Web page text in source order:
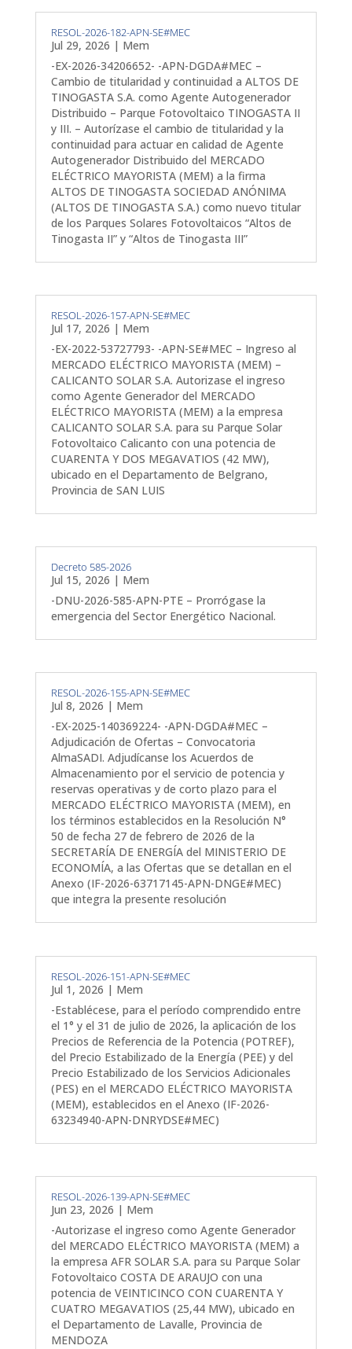
RESOL-2026-182-APN-SE#MEC
Jul 29, 2026 | Mem
-EX-2026-34206652- -APN-DGDA#MEC –
Cambio de titularidad y continuidad a ALTOS DE
TINOGASTA S.A. como Agente Autogenerador
Distribuido – Parque Fotovoltaico TINOGASTA II
y III. – Autorízase el cambio de titularidad y la
continuidad para actuar en calidad de Agente
Autogenerador Distribuido del MERCADO
ELÉCTRICO MAYORISTA (MEM) a la firma
ALTOS DE TINOGASTA SOCIEDAD ANÓNIMA
(ALTOS DE TINOGASTA S.A.) como nuevo titular
de los Parques Solares Fotovoltaicos “Altos de
Tinogasta II” y “Altos de Tinogasta III”
RESOL-2026-157-APN-SE#MEC
Jul 17, 2026 | Mem
-EX-2022-53727793- -APN-SE#MEC – Ingreso al
MERCADO ELÉCTRICO MAYORISTA (MEM) –
CALICANTO SOLAR S.A. Autorizase el ingreso
como Agente Generador del MERCADO
ELÉCTRICO MAYORISTA (MEM) a la empresa
CALICANTO SOLAR S.A. para su Parque Solar
Fotovoltaico Calicanto con una potencia de
CUARENTA Y DOS MEGAVATIOS (42 MW),
ubicado en el Departamento de Belgrano,
Provincia de SAN LUIS
Decreto 585-2026
Jul 15, 2026 | Mem
-DNU-2026-585-APN-PTE – Prorrógase la
emergencia del Sector Energético Nacional.
RESOL-2026-155-APN-SE#MEC
Jul 8, 2026 | Mem
-EX-2025-140369224- -APN-DGDA#MEC –
Adjudicación de Ofertas – Convocatoria
AlmaSADI. Adjudícanse los Acuerdos de
Almacenamiento por el servicio de potencia y
reservas operativas y de corto plazo para el
MERCADO ELÉCTRICO MAYORISTA (MEM), en
los términos establecidos en la Resolución N°
50 de fecha 27 de febrero de 2026 de la
SECRETARÍA DE ENERGÍA del MINISTERIO DE
ECONOMÍA, a las Ofertas que se detallan en el
Anexo (IF-2026-63717145-APN-DNGE#MEC)
que integra la presente resolución
RESOL-2026-151-APN-SE#MEC
Jul 1, 2026 | Mem
-Establécese, para el período comprendido entre
el 1° y el 31 de julio de 2026, la aplicación de los
Precios de Referencia de la Potencia (POTREF),
del Precio Estabilizado de la Energía (PEE) y del
Precio Estabilizado de los Servicios Adicionales
(PES) en el MERCADO ELÉCTRICO MAYORISTA
(MEM), establecidos en el Anexo (IF-2026-
63234940-APN-DNRYDSE#MEC)
RESOL-2026-139-APN-SE#MEC
Jun 23, 2026 | Mem
-Autorizase el ingreso como Agente Generador
del MERCADO ELÉCTRICO MAYORISTA (MEM) a
la empresa AFR SOLAR S.A. para su Parque Solar
Fotovoltaico COSTA DE ARAUJO con una
potencia de VEINTICINCO CON CUARENTA Y
CUATRO MEGAVATIOS (25,44 MW), ubicado en
el Departamento de Lavalle, Provincia de
MENDOZA